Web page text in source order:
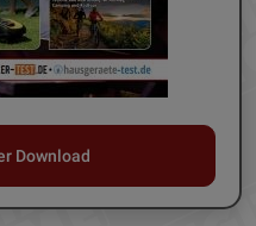
Download